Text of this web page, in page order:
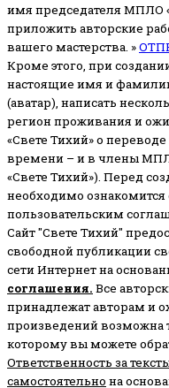
имя председателя МПЛО
приложить авторские
вашего мастерства. »
Кроме этого, при
настоящие имя и
(аватар), написать
регион проживания и
«Свете Тихий» о
времени – и в члены
«Свете Тихий»). Перед
необходимо
пользовательским
Сайт "Свете Тихий"
свободной публикации
сети Интернет на
соглашения. Все
принадлежат авторам и
произведений возможна
которому вы можете
Ответственность за
самостоятельно на